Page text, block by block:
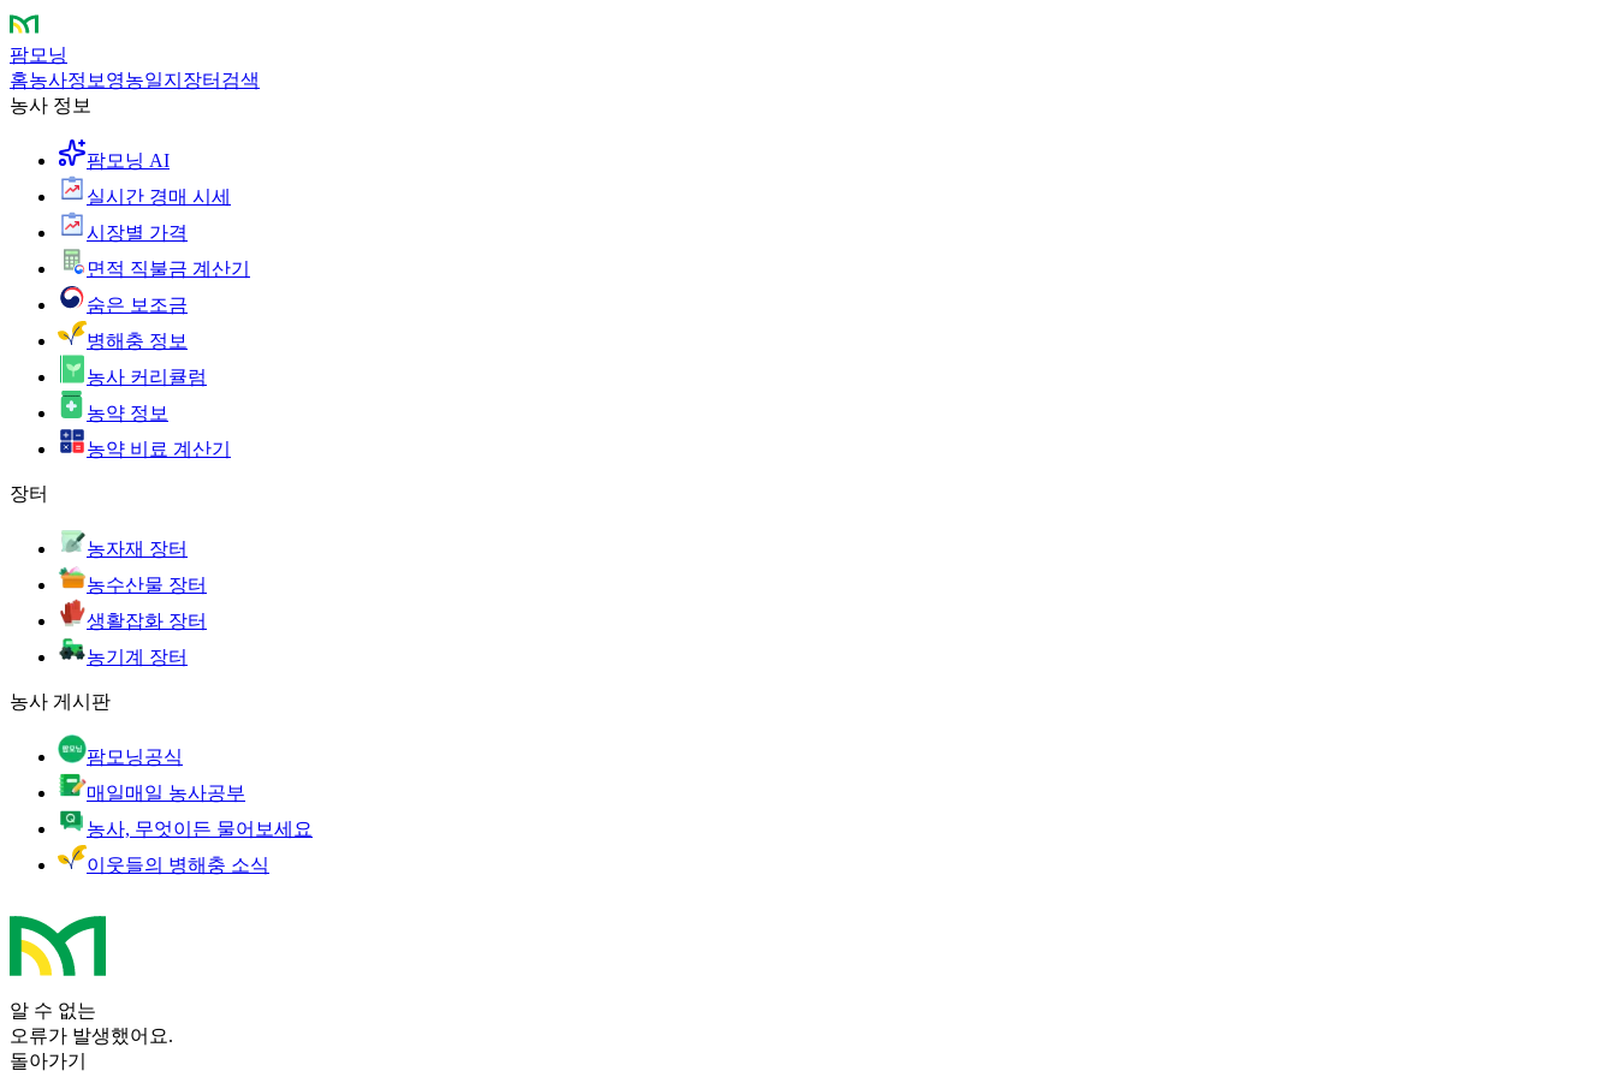
팜모닝
홈농사정보 영농일지 장터 검색
농사 정보
팜모닝 AI
실시간 경매 시세
시장별 가격
면적 직불금 계산기
숨은 보조금
병해충 정보
농사 커리큘럼
농약 정보
농약 비료 계산기
장터
농자재 장터
농수산물 장터
생활잡화 장터
농기계 장터
농사 게시판
팜모닝공식
매일매일 농사공부
농사, 무엇이든 물어보세요
이웃들의 병해충 소식
알 수 없는
오류가 발생했어요.
돌아가기